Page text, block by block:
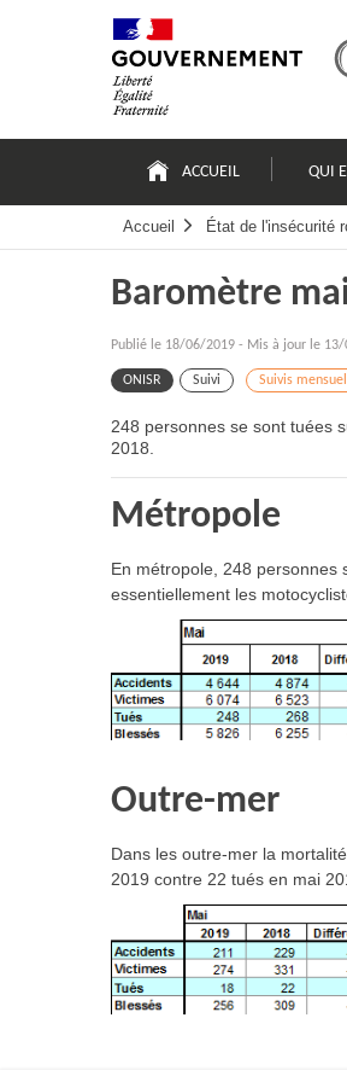
principale
ACCUEIL QUI
Accueil État de l'insécurité
Baromètre
Publié le 18/06/2019 - Mis à jour le
ONISR Suivi Suivis
248 personnes se sont tuées
2018.
Métropole
En métropole, 248 personnes
essentiellement les
Outre-mer
Dans les outre-mer la
2019 contre 22 tués en mai